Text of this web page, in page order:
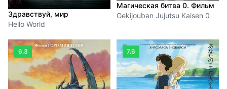
Здравствуй, мир
Hello World
Магическая битва 0. Фильм
Gekijouban Jujutsu Kaisen 0
6.3 7.6